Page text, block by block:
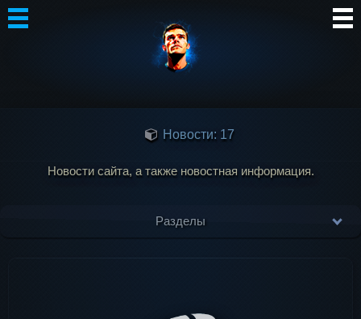
Блог
Новости: 17
Новости сайта, а также новостная информация.
Разделы